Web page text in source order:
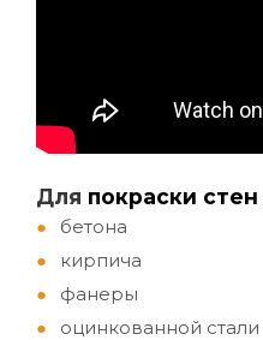
Для покраски стен
бетона
кирпича
фанеры
оцинкованной стали